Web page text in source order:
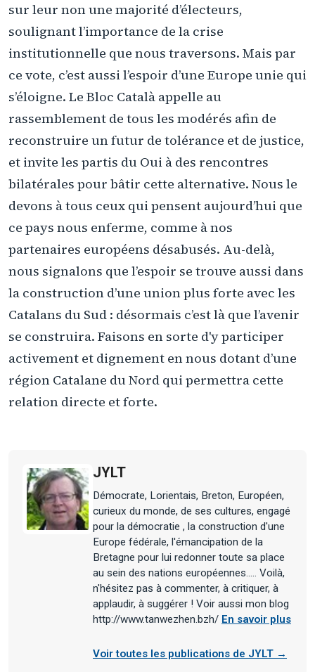
sur leur non une majorité d’électeurs,
soulignant l’importance de la crise
institutionnelle que nous traversons. Mais par
ce vote, c’est aussi l’espoir d’une Europe unie qui
s’éloigne. Le Bloc Català appelle au
rassemblement de tous les modérés afin de
reconstruire un futur de tolérance et de justice,
et invite les partis du Oui à des rencontres
bilatérales pour bâtir cette alternative. Nous le
devons à tous ceux qui pensent aujourd’hui que
ce pays nous enferme, comme à nos
partenaires européens désabusés. Au-delà,
nous signalons que l’espoir se trouve aussi dans
la construction d’une union plus forte avec les
Catalans du Sud : désormais c’est là que l’avenir
se construira. Faisons en sorte d'y participer
activement et dignement en nous dotant d’une
région Catalane du Nord qui permettra cette
relation directe et forte.
JYLT
Démocrate, Lorientais, Breton, Européen,
curieux du monde, de ses cultures, engagé
pour la démocratie , la construction d'une
Europe fédérale, l'émancipation de la
Bretagne pour lui redonner toute sa place
au sein des nations européennes..... Voilà,
n'hésitez pas à commenter, à critiquer, à
applaudir, à suggérer ! Voir aussi mon blog
http://www.tanwezhen.bzh/ En savoir plus
Voir toutes les publications de JYLT →